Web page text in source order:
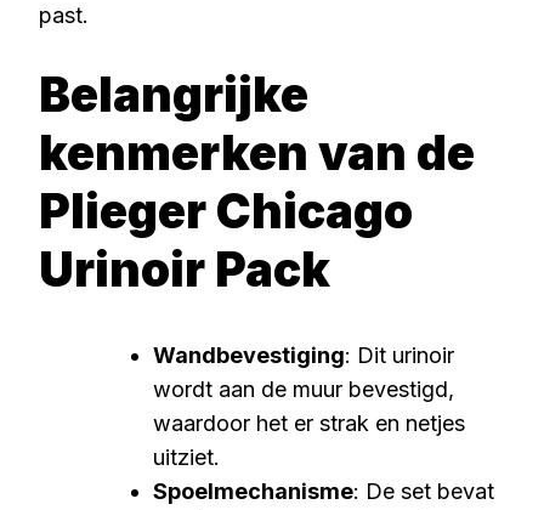
past.
Belangrijke
kenmerken van de
Plieger Chicago
Urinoir Pack
Wandbevestiging: Dit urinoir
wordt aan de muur bevestigd,
waardoor het er strak en netjes
uitziet.
Spoelmechanisme: De set bevat